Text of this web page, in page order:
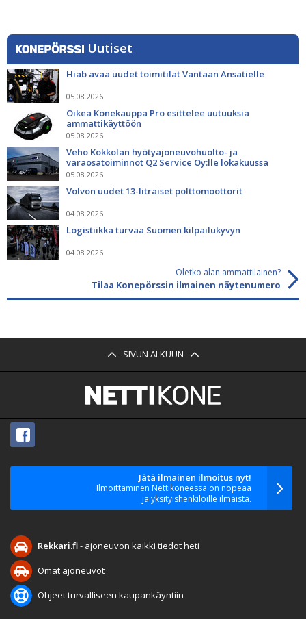
Uutiset
Hiab avaa uudet toimitilat Vantaan Ansatielle
05.08.2026
Oikea Konekauppa Pro esittelee uutuuksia
ammattikäyttöön
05.08.2026
Veho Kokkolan hyötyajoneuvohuolto- ja
varaosatoiminnot Q2 Service Oy:lle lokakuussa
05.08.2026
Volvon uudet 13-litraiset polttomoottorit
04.08.2026
Logistiikka turvaa Suomen kilpailukyvyn
04.08.2026
Oletko alan ammattilainen?
Tilaa Konepörssin ilmainen näytenumero
SIVUN ALKUUN
Jätä ilmainen ilmoitus nyt!
Ilmoittaminen Nettikoneessa on nopeaa
ja yksityishenkilöille ilmaista.
Rekkari.fi- ajoneuvon kaikki tiedot heti
Omat ajoneuvot
Ohjeet turvalliseen kaupankäyntiin